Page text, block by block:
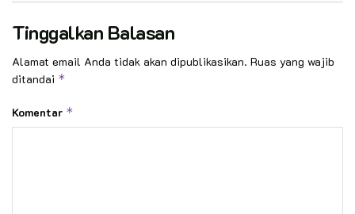
Tinggalkan Balasan
Alamat email Anda tidak akan dipublikasikan. Ruas yang wajib
ditandai *
Komentar *